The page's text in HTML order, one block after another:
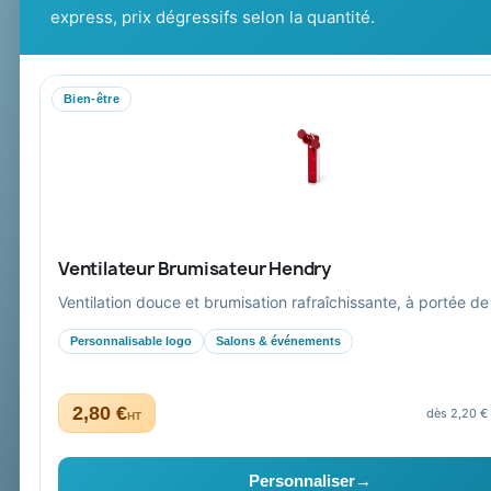
express, prix dégressifs selon la quantité.
Bien-être
Ventilateur Brumisateur Hendry
Ventilation douce et brumisation rafraîchissante, à portée de
Personnalisable logo Salons & événements
2,80 €HT dès 2,20 €
Personnaliser→
conseil, marquage et livraison pour
administrations.
Mandat administratif & Chorus Pro
Collectivités & administrations
Devis, mandat administratif et facturation Chorus Pro